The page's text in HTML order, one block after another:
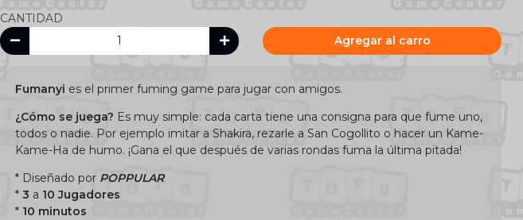
CANTIDAD
Agregar al carro
Fumanyi es el primer fuming game para jugar con amigos.
¿Cómo se juega? Es muy simple: cada carta tiene una consigna para que fume uno,
todos o nadie. Por ejemplo imitar a Shakira, rezarle a San Cogollito o hacer un Kame-
Kame-Ha de humo. ¡Gana el que después de varias rondas fuma la última pitada!
* Diseñado por POPPULAR
* 3 a 10 Jugadores
* 10 minutos